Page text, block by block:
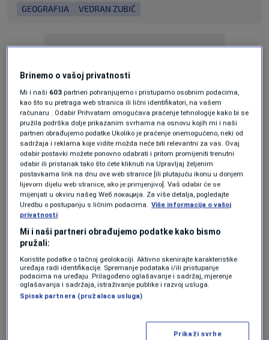
GEOGRAFIJA VEDRAN ZUBIĆ
Oglas
KAKVO JE TVOJE MIŠLJENJE O OVOME?
Učestvuj u diskusiji ili pročitaj komentare
Budi prvi koji će ostaviti komentar
Pratite nas na društvenim mrežama
Brinemo o vašoj privatnosti
Mi i naši 603 partneri pohranjujemo i pristupamo osobnim podacima,
kao što su pretraga web stranica ili lični identifikatori, na vašem
računaru . Odabir Prihvatam omogućava praćenje tehnologije kako bi se
pružila podrška dolje prikazanim svrhama na osnovu kojih mi i naši
partneri obrađujemo podatke Ukoliko je praćenje onemogućeno, neki od
sadržaja i reklama koje vidite možda neće biti relevantni za vas. Ovaj
odabir postavki možete ponovno odabrati i pritom promijeniti trenutni
odabir ili pristanak tako što ćete kliknuti na Upravljaj željenim
postavkama link na dnu ove web stranice [ili plutajuću ikonu u donjem
lijevom dijelu web stranice, ako je primjenjivo]. Vaš odabir će se
mijenjati u okviru našeg Wеб локација. Za više detalja, pogledajte
Uredbu o postupanju s ličnim podacima. Više informacija o vašoj
privatnosti
Mi i naši partneri obrađujemo podatke kako bismo
pružali:
Koristite podatke o tačnoj geolokaciji. Aktivno skenirajte karakteristike
uređaja radi identifikacije. Spremanje podataka i/ili pristupanje
podacima na uređaju. Prilagođeno oglašavanje i sadržaj, mjerenje
oglašavanja i sadržaja, istraživanje publike i razvoj usluga.
Spisak partnera (pružalaca usluga)
Prikaži svrhe